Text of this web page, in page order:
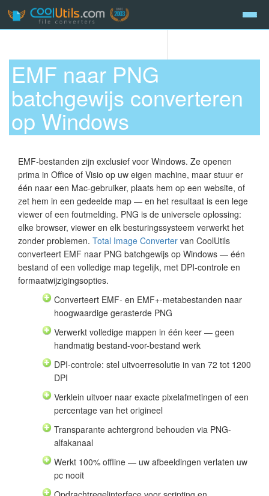
EMF naar PNG
batchgewijs converteren
op Windows
EMF-bestanden zijn exclusief voor Windows. Ze openen
prima in Office of Visio op uw eigen machine, maar stuur er
één naar een Mac-gebruiker, plaats hem op een website, of
zet hem in een gedeelde map — en het resultaat is een lege
viewer of een foutmelding. PNG is de universele oplossing:
elke browser, viewer en elk besturingssysteem verwerkt het
zonder problemen. Total Image Converter van CoolUtils
converteert EMF naar PNG batchgewijs op Windows — één
bestand of een volledige map tegelijk, met DPI-controle en
formaatwijzigingsopties.
Converteert EMF- en EMF+-metabestanden naar
hoogwaardige gerasterde PNG
Verwerkt volledige mappen in één keer — geen
handmatig bestand-voor-bestand werk
DPI-controle: stel uitvoerresolutie in van 72 tot 1200
DPI
Verklein uitvoer naar exacte pixelafmetingen of een
percentage van het origineel
Transparante achtergrond behouden via PNG-
alfakanaal
Werkt 100% offline — uw afbeeldingen verlaten uw
pc nooit